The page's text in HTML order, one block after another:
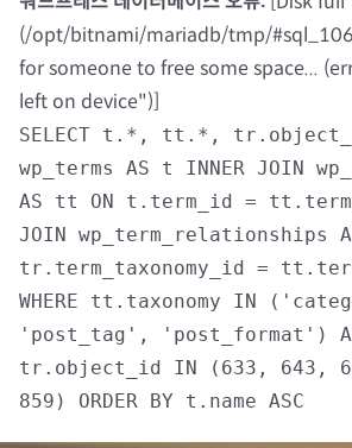
자료실
회원광장
마이페이지
회원 가입
(/opt/bitnami/mariadb/tmp/
for someone to free some space...
left on device")]
SELECT t.*, tt.*,
wp_terms AS t INNER JOIN
AS tt ON t.term_id =
JOIN wp_term_relationships
tr.term_taxonomy_id =
WHERE tt.taxonomy IN
'post_tag', 'post_format')
tr.object_id IN (633, 643,
859) ORDER BY t.name ASC